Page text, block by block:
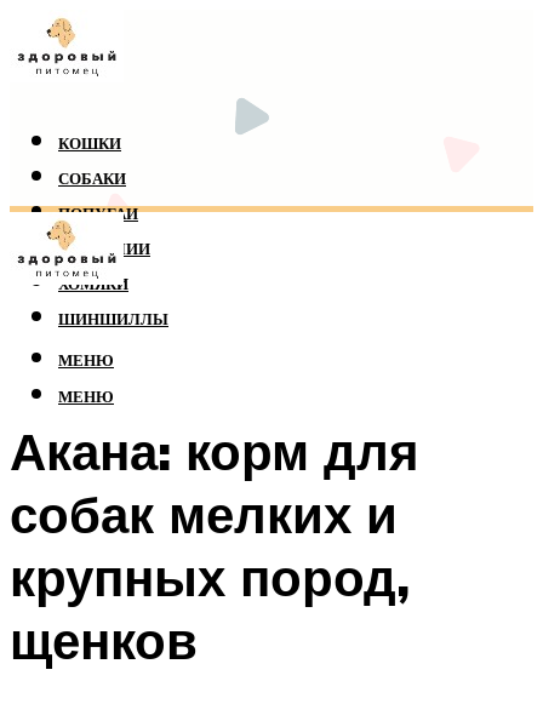
КОШКИ
СОБАКИ
ПОПУГАИ
РЕПТИЛИИ
ХОМЯКИ
ШИНШИЛЛЫ
МЕНЮ
МЕНЮ
Акана: корм для
собак мелких и
крупных пород,
щенков